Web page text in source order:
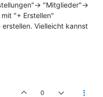
> "Mitglieder"->
"+ Erstellen"
Vielleicht kannst
0